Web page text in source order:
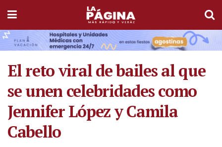
El reto viral de bailes al que
se unen celebridades como
Jennifer López y Camila
Cabello